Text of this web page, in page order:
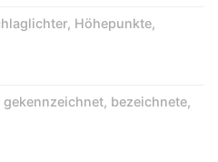
, Höhepunkte,
gekennzeichnet, bezeichnete,